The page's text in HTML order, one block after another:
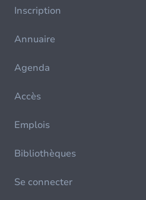
Inscription
Annuaire
Agenda
Accès
Emplois
Bibliothèques
Se connecter